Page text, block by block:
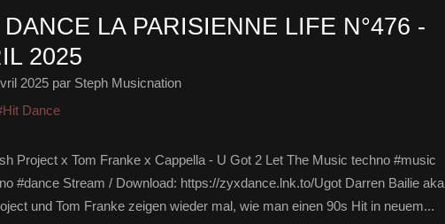
LA PARISIENNE LIFE N°476 -
2025
2025 par Steph Musicnation
Dance
Project x Tom Franke x Cappella - U Got 2 Let The Music techno #music
#dance Stream / Download: https://zyxdance.lnk.to/Ugot Darren Bailie aka
und Tom Franke zeigen wieder mal, wie man einen 90s Hit in neuem...